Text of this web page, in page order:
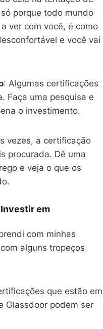
porque todo mundo
ver com você, é como
e você vai
: Algumas certificações
Faça uma pesquisa e
o investimento.
vezes, a certificação
procurada. Dê uma
e veja o que os
em
com minhas
alguns tropeços
que estão em
Glassdoor podem ser